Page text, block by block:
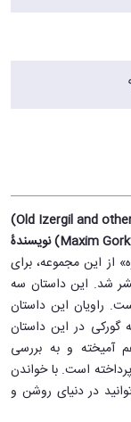
کتاب «ایزِرگیل عجوزه و داستان‌های دیگر» (Old Izergil and other stories)
مجموعه‌ای از داستان‌های کوتاه، اثر ماکسیم گورکی (Maxim Gorky) نویسندهٔ
از این مجموعه، برای
نوزدهم منتشر شد. این داستان سه
راویان این داستان
گورکی در این داستان
آمیخته و به بررسی
است. با خواندن
در دنیای روشن و